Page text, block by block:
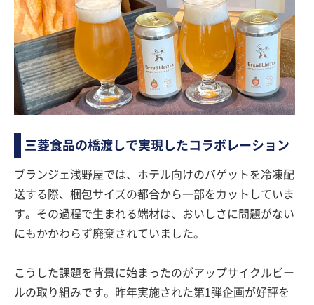
三菱食品の橋渡しで実現したコラボレーション
ブランジェ浅野屋では、ホテル向けのバゲットを冷凍配
送する際、梱包サイズの都合から一部をカットしていま
す。その過程で生まれる端材は、おいしさに問題がない
にもかかわらず廃棄されていました。
こうした課題を背景に始まったのがアップサイクルビー
ルの取り組みです。昨年実施された第1弾企画が好評を